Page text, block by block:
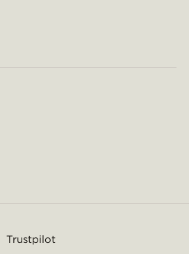
Trustpilot